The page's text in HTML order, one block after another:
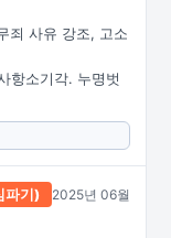
죄 사유 강조, 고소
항소기각. 누명벗
파기) 2025년 06월